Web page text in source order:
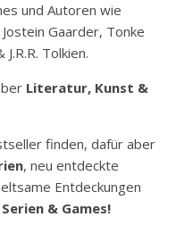
und Autoren wie
Gaarder, Tonke
Tolkien.
Literatur, Kunst &
finden, dafür aber
, neu entdeckte
Entdeckungen
& Games!